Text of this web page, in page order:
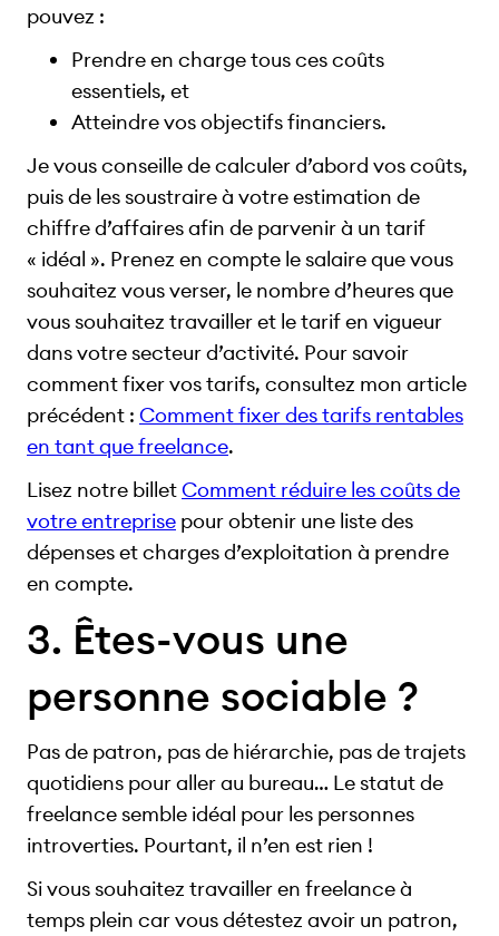
pouvez :
Prendre en charge tous ces coûts
essentiels, et
Atteindre vos objectifs financiers.
Je vous conseille de calculer d’abord vos coûts,
puis de les soustraire à votre estimation de
chiffre d’affaires afin de parvenir à un tarif
« idéal ». Prenez en compte le salaire que vous
souhaitez vous verser, le nombre d’heures que
vous souhaitez travailler et le tarif en vigueur
dans votre secteur d’activité. Pour savoir
comment fixer vos tarifs, consultez mon article
précédent : Comment fixer des tarifs rentables
en tant que freelance.
Lisez notre billetComment réduire les coûts de
votre entreprise pour obtenir une liste des
dépenses et charges d’exploitation à prendre
en compte.
3. Êtes-vous une
personne sociable ?
Pas de patron, pas de hiérarchie, pas de trajets
quotidiens pour aller au bureau… Le statut de
freelance semble idéal pour les personnes
introverties. Pourtant, il n’en est rien !
Si vous souhaitez travailler en freelance à
temps plein car vous détestez avoir un patron,